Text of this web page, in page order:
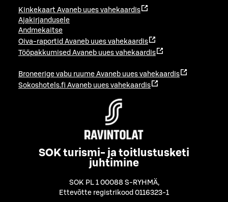
Kinkekaart Avaneb uues vahekaardis
Ajakirjandusele
Andmekaitse
Oiva-raportid Avaneb uues vahekaardis
Tööpakkumised Avaneb uues vahekaardis
Broneerige vabu ruume Avaneb uues vahekaardis
Sokoshotels.fi Avaneb uues vahekaardis
SOK turismi- ja toitlustusketi
juhtimine
SOK PL 1 00088 S-RYHMÄ,
Ettevõtte registrikood 0116323-1